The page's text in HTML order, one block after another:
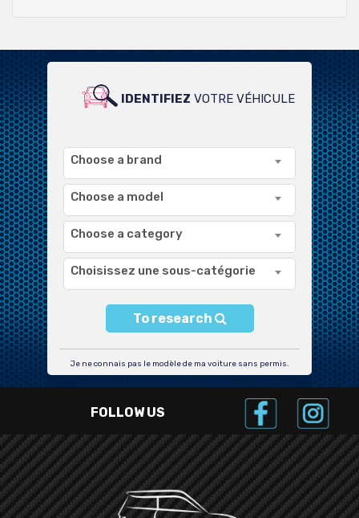
IDENTIFIEZ VOTRE VÉHICULE
POUR UN LARGE CHOIX DE
Choose a brand
Choose a model
Choose a category
Choisissez une sous-catégorie
To research
Je ne connais pas le modèle de ma voiture sans permis.
FOLLOW US